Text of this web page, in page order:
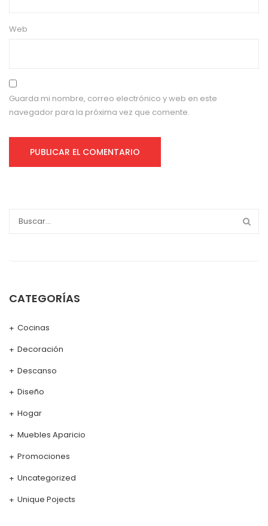
Web
Guarda mi nombre, correo electrónico y web en este
navegador para la próxima vez que comente.
CATEGORÍAS
Cocinas
Decoración
Descanso
Diseño
Hogar
Muebles Aparicio
Promociones
Uncategorized
Unique Pojects